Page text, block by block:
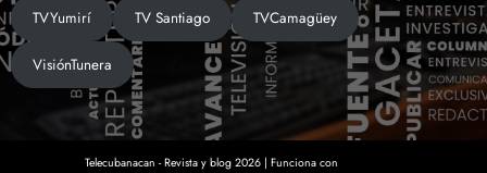
TVYumirí TV Santiago TVCamagüey
VisiónTunera
Telecubanacan - Revista y blog 2026 | Funciona con